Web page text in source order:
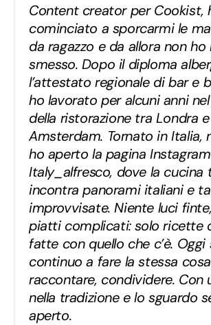
Content creator per Cookist,
cominciato a sporcarmi le
da ragazzo e da allora non ho
smesso. Dopo il diploma
l’attestato regionale di bar e
ho lavorato per alcuni anni
della ristorazione tra Londra e
Amsterdam. Tornato in Italia,
ho aperto la pagina Instagram
Italy_alfresco, dove la cucina
incontra panorami italiani e
improvvisate. Niente luci
piatti complicati: solo ricette
fatte con quello che c’è.
continuo a fare la stessa
raccontare, condividere. Con
nella tradizione e lo sguardo
aperto.